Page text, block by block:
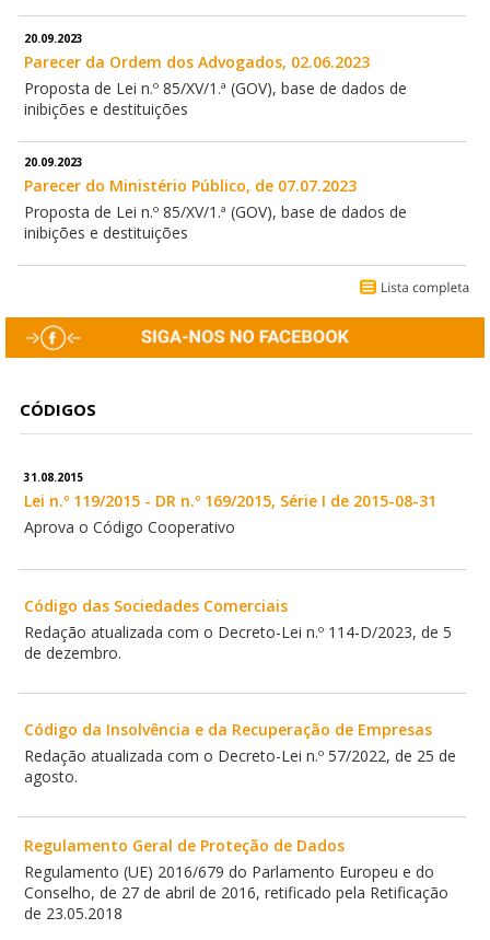
20.09.2023
Parecer da Ordem dos Advogados, 02.06.2023
Proposta de Lei n.º 85/XV/1.ª (GOV), base de dados de
inibições e destituições
20.09.2023
Parecer do Ministério Público, de 07.07.2023
Proposta de Lei n.º 85/XV/1.ª (GOV), base de dados de
inibições e destituições
CÓDIGOS
31.08.2015
Lei n.º 119/2015 - DR n.º 169/2015, Série I de 2015-08-31
Aprova o Código Cooperativo
Código das Sociedades Comerciais
Redação atualizada com o Decreto-Lei n.º 114-D/2023, de 5
de dezembro.
Código da Insolvência e da Recuperação de Empresas
Redação atualizada com o Decreto-Lei n.º 57/2022, de 25 de
agosto.
Regulamento Geral de Proteção de Dados
Regulamento (UE) 2016/679 do Parlamento Europeu e do
Conselho, de 27 de abril de 2016, retificado pela Retificação
de 23.05.2018